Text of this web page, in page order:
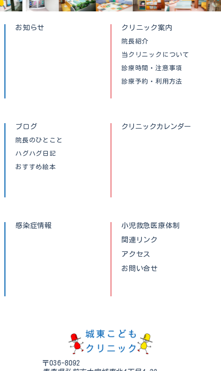
お知らせ クリニック案内
院長紹介
当クリニックについて
診療時間・注意事項
診療予約・利用方法
ブログ
院長のひとこと
ハグハグ日記
おすすめ絵本
クリニックカレンダー
感染症情報
小児救急医療体制
関連リンク
アクセス
お問い合せ
〒036-8092